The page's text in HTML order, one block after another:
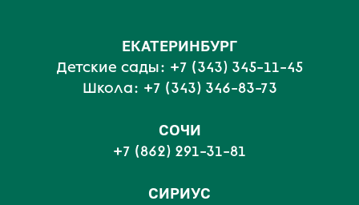
ЕКАТЕРИНБУРГ
Детские сады: +7 (343) 345-11-45
Школа: +7 (343) 346-83-73
СОЧИ
+7 (862) 291-31-81
СИРИУС